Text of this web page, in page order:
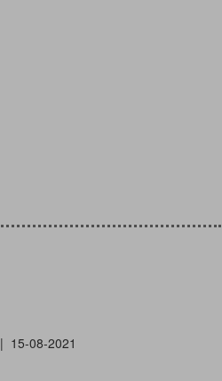
| 15-08-2021